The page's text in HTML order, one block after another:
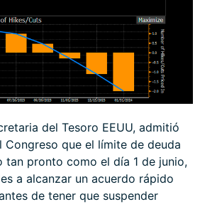
del Tesoro EEUU, admitió
Congreso que el límite de deuda
tan pronto como el día 1 de junio,
a alcanzar un acuerdo rápido
de tener que suspender